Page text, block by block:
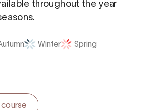
throughout the year
Winter Spring